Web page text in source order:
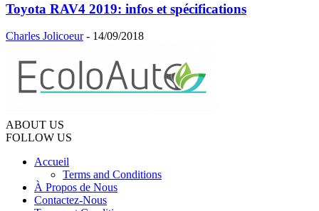
Toyota RAV4 2019: infos et spécifications
Charles Jolicoeur - 14/09/2018
ABOUT US
FOLLOW US
Accueil
Terms and Conditions
À Propos de Nous
Contactez-Nous